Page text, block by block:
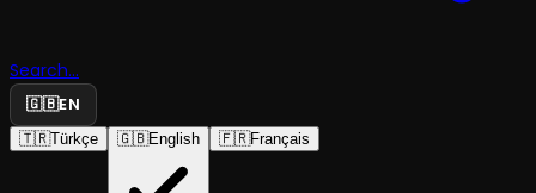
Search...
🇬🇧EN
🇹🇷Türkçe 🇬🇧English 🇫🇷Français